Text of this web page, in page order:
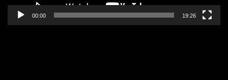
00:00 19:26